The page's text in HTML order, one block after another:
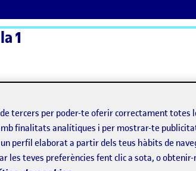
1
tercers per poder-te oferir correctament totes
finalitats analítiques i per mostrar-te
perfil elaborat a partir dels teus hàbits de
les teves preferències fent clic a sota, o obtenir-